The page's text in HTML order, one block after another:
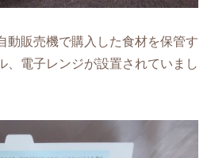
動販売機で購入した食材を保管す
、電子レンジが設置されていまし